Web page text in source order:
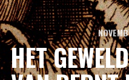
HET